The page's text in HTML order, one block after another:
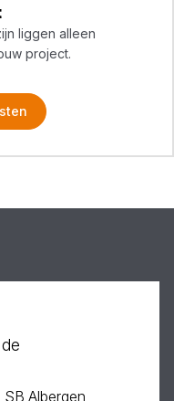
liggen alleen
project.
Albergen